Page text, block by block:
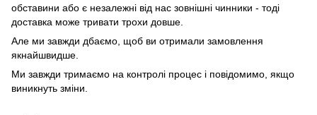
обставини або є незалежні від нас зовнішні чинники - тоді
доставка може тривати трохи довше.
Але ми завжди дбаємо, щоб ви отримали замовлення
якнайшвидше.
Ми завжди тримаємо на контролі процес і повідомимо, якщо
виникнуть зміни.